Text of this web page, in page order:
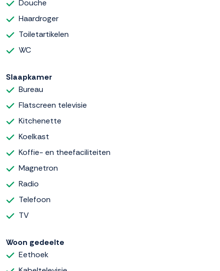
Douche
Haardroger
Toiletartikelen
WC
Slaapkamer
Bureau
Flatscreen televisie
Kitchenette
Koelkast
Koffie- en theefaciliteiten
Magnetron
Radio
Telefoon
TV
Woon gedeelte
Eethoek